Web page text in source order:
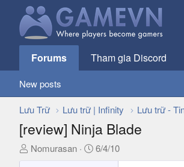
Forums Tham gia Discord
New posts
Lưu Trữ Lưu trữ | Infinity Lưu trữ -
[review] Ninja Blade
T
Nomurasan
N
6/4/10